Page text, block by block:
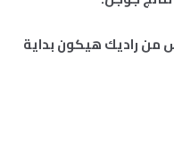
من راديك هيكون بداية